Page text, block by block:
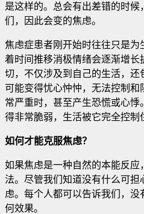
是这样的。总会有出差错的时
们，因此会变的焦虑。
焦虑症患者刚开始时往往只是
着时间推移消极情绪会逐渐增
切，不仅涉及到自己的生活，
可能变得忧心忡忡，无法控制
常严重时，甚至产生恐慌或心
得非常脆弱，生活被它完全控制
如何才能克服焦虑？
如果焦虑是一种自然的本能反应
法。尽管我们知道没有什么可
虑。每个人都可以告诉我们，
何效果。